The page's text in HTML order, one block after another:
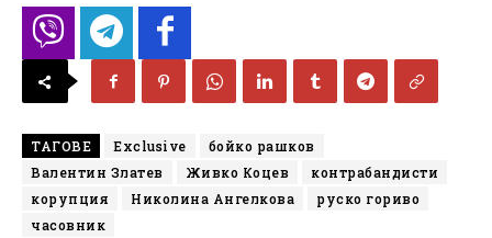
ТАГОВЕ Exclusive
бойко рашков
Валентин Златев
Живко Коцев
контрабандисти
корупция
Николина Ангелкова
руско гориво
часовник